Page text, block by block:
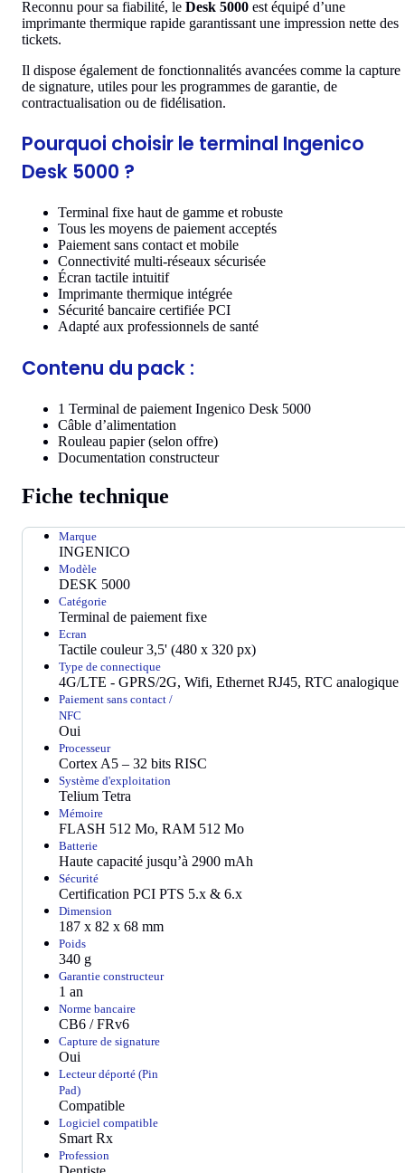
Reconnu pour sa fiabilité, le Desk 5000 est équipé d’une
imprimante thermique rapide garantissant une impression nette des
tickets.
Il dispose également de fonctionnalités avancées comme la capture
de signature, utiles pour les programmes de garantie, de
contractualisation ou de fidélisation.
Pourquoi choisir le terminal Ingenico
Desk 5000 ?
Terminal fixe haut de gamme et robuste
Tous les moyens de paiement acceptés
Paiement sans contact et mobile
Connectivité multi-réseaux sécurisée
Écran tactile intuitif
Imprimante thermique intégrée
Sécurité bancaire certifiée PCI
Adapté aux professionnels de santé
Contenu du pack :
1 Terminal de paiement Ingenico Desk 5000
Câble d’alimentation
Rouleau papier (selon offre)
Documentation constructeur
Fiche technique
Marque
INGENICO
Modèle
DESK 5000
Catégorie
Terminal de paiement fixe
Ecran
Tactile couleur 3,5' (480 x 320 px)
Type de connectique
4G/LTE - GPRS/2G, Wifi, Ethernet RJ45, RTC analogique
Paiement sans contact /
NFC
Oui
Processeur
Cortex A5 – 32 bits RISC
Système d'exploitation
Telium Tetra
Mémoire
FLASH 512 Mo, RAM 512 Mo
Batterie
Haute capacité jusqu’à 2900 mAh
Sécurité
Certification PCI PTS 5.x & 6.x
Dimension
187 x 82 x 68 mm
Poids
340 g
Garantie constructeur
1 an
Norme bancaire
CB6 / FRv6
Capture de signature
Oui
Lecteur déporté (Pin
Pad)
Compatible
Logiciel compatible
Smart Rx
Profession